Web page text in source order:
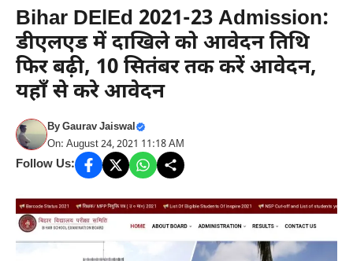
Bihar DElEd 2021-23 Admission:
डीएलएड में दाखिले को आवेदन तिथि
फिर बढ़ी, 10 सितंबर तक करें आवेदन,
यहाँ से करे आवेदन
ByGaurav Jaiswal
On: August 24, 2021 11:18 AM
Follow Us: